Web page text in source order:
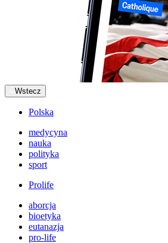
Wstecz
Polska
medycyna
nauka
polityka
sport
Prolife
aborcja
bioetyka
eutanazja
pro-life